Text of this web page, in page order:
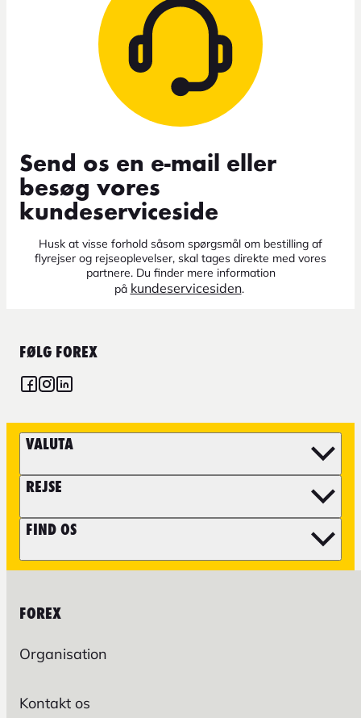
Send os en e-mail eller
besøg vores
kundeserviceside
Husk at visse forhold såsom spørgsmål om bestilling af
flyrejser og rejseoplevelser, skal tages direkte med vores
partnere. Du finder mere information
på kundeservicesiden.
FØLG FOREX
VALUTA
REJSE
FIND OS
FOREX
Organisation
Kontakt os